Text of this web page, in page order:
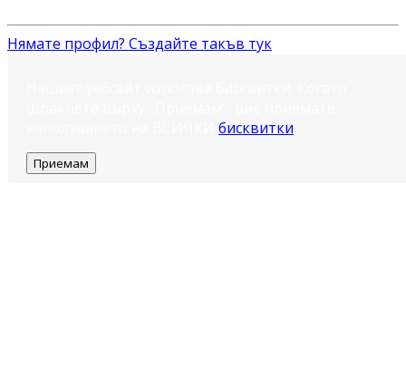
Нямате профил? Създайте такъв тук
бисквитки
Приемам